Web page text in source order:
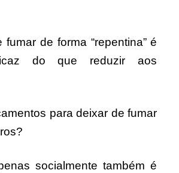
fumar de forma “repentina” é
do que reduzir aos
para deixar de fumar
socialmente também é